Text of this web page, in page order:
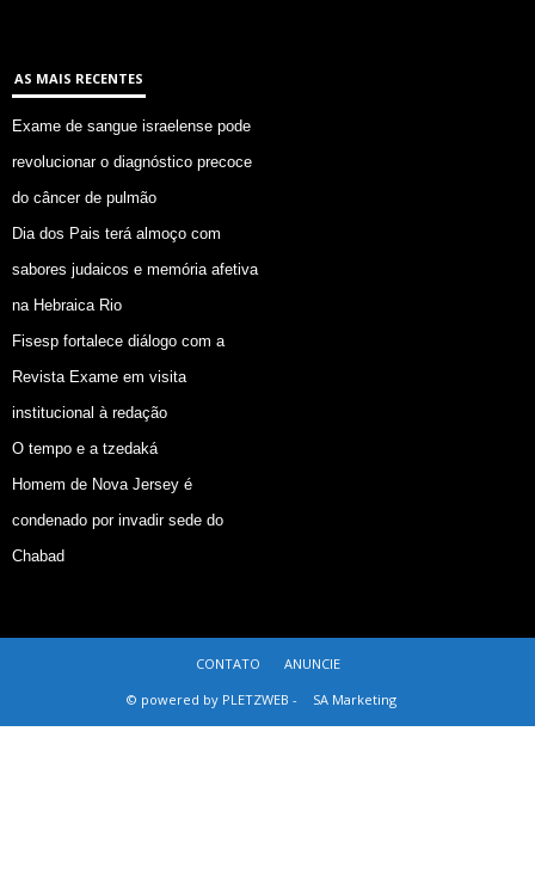
AS MAIS RECENTES
Exame de sangue israelense pode
revolucionar o diagnóstico precoce
do câncer de pulmão
Dia dos Pais terá almoço com
sabores judaicos e memória afetiva
na Hebraica Rio
Fisesp fortalece diálogo com a
Revista Exame em visita
institucional à redação
O tempo e a tzedaká
Homem de Nova Jersey é
condenado por invadir sede do
Chabad
CONTATO
ANUNCIE
© powered by PLETZWEB -
SA Marketing